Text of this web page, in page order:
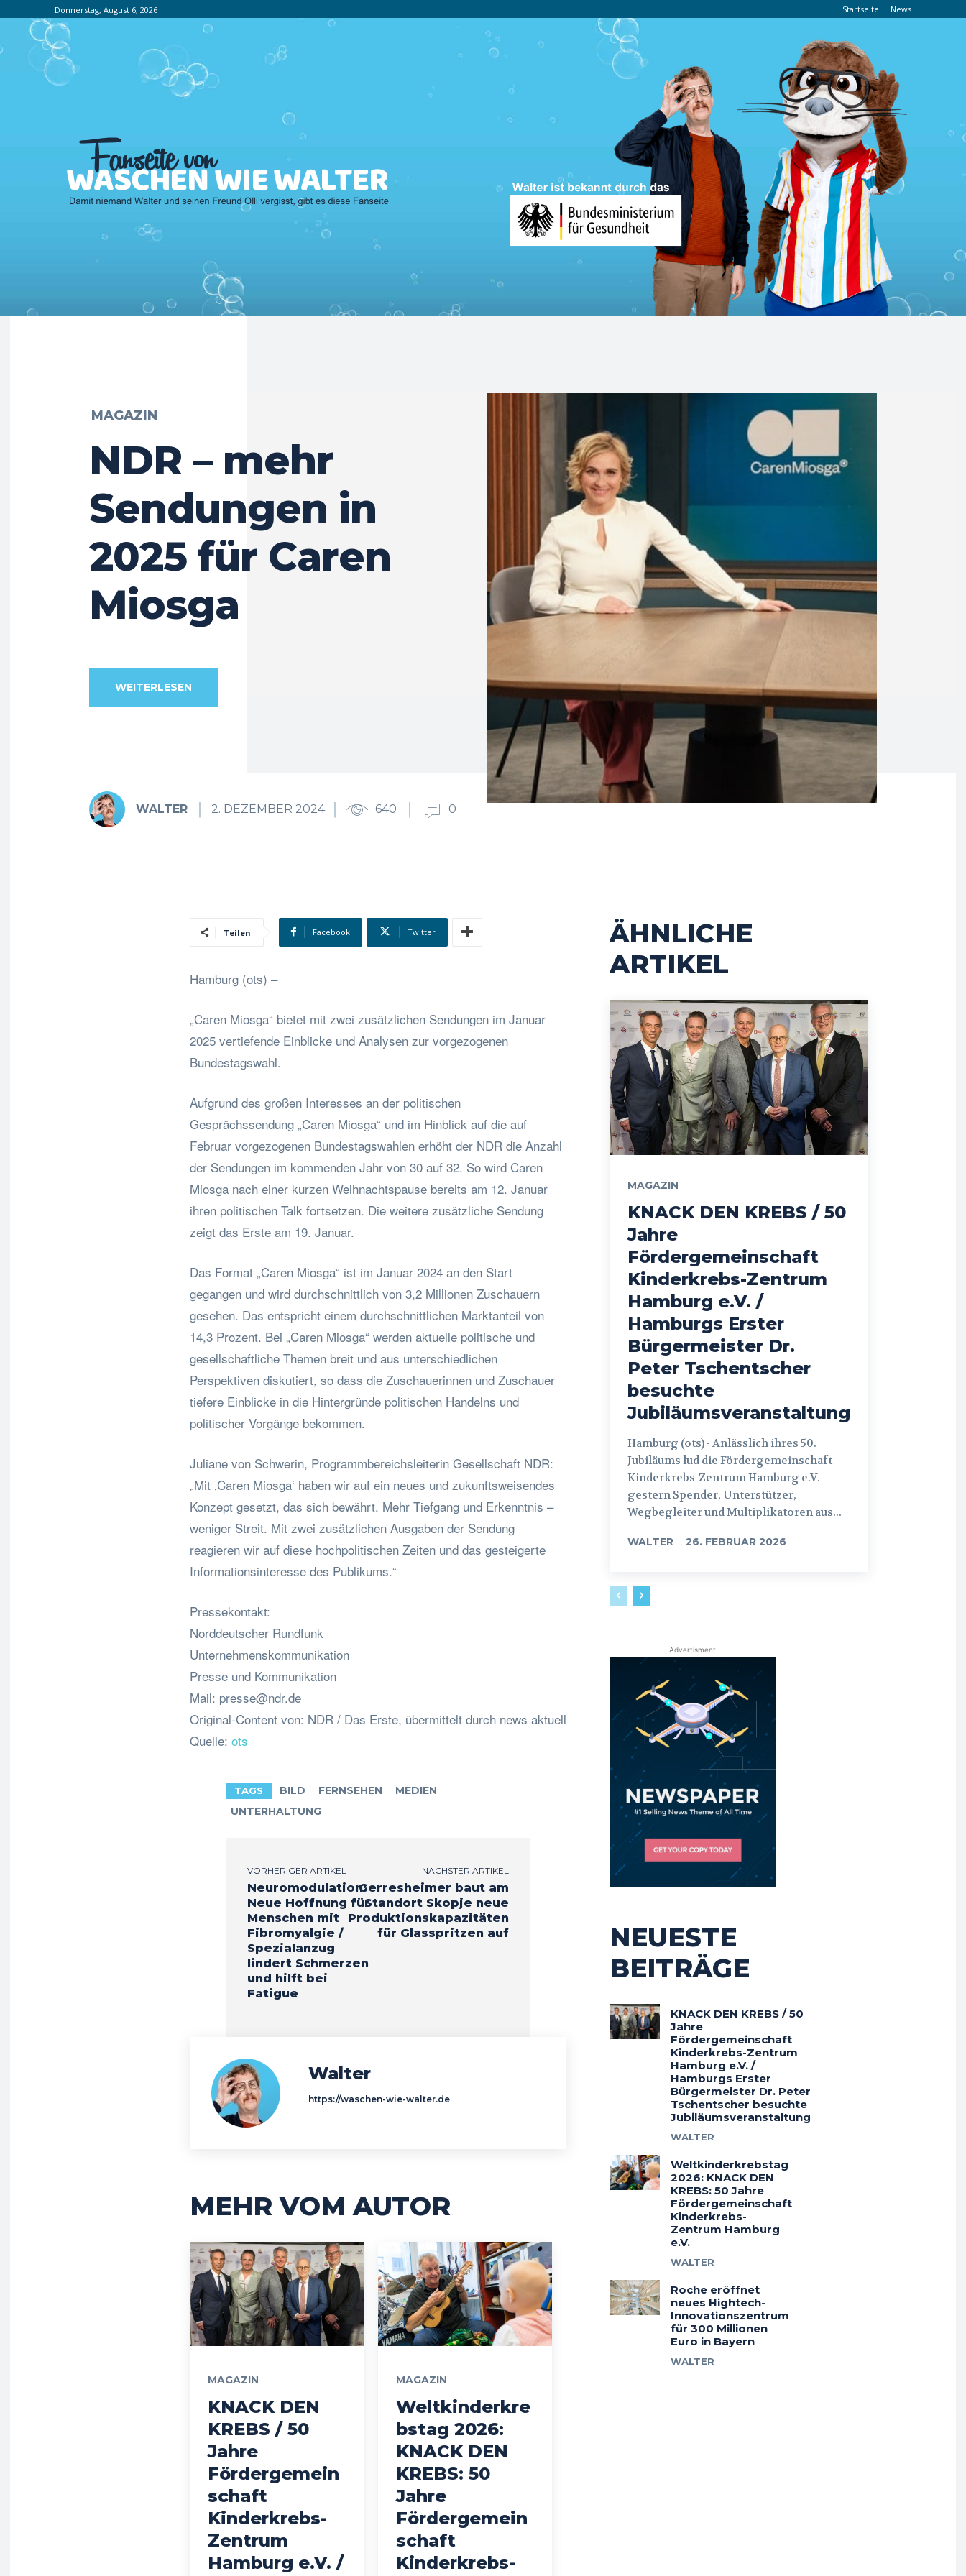
Donnerstag, August 6, 2026 Startseite News
MAGAZIN
NDR – mehr
Sendungen in
2025 für Caren
Miosga
WEITERLESEN
WALTER 2. DEZEMBER 2024 640 0
Teilen Facebook Twitter
Hamburg (ots) –
„Caren Miosga“ bietet mit zwei zusätzlichen Sendungen im Januar
2025 vertiefende Einblicke und Analysen zur vorgezogenen
Bundestagswahl.
Aufgrund des großen Interesses an der politischen
Gesprächssendung „Caren Miosga“ und im Hinblick auf die auf
Februar vorgezogenen Bundestagswahlen erhöht der NDR die Anzahl
der Sendungen im kommenden Jahr von 30 auf 32. So wird Caren
Miosga nach einer kurzen Weihnachtspause bereits am 12. Januar
ihren politischen Talk fortsetzen. Die weitere zusätzliche Sendung
zeigt das Erste am 19. Januar.
Das Format „Caren Miosga“ ist im Januar 2024 an den Start
gegangen und wird durchschnittlich von 3,2 Millionen Zuschauern
gesehen. Das entspricht einem durchschnittlichen Marktanteil von
14,3 Prozent. Bei „Caren Miosga“ werden aktuelle politische und
gesellschaftliche Themen breit und aus unterschiedlichen
Perspektiven diskutiert, so dass die Zuschauerinnen und Zuschauer
tiefere Einblicke in die Hintergründe politischen Handelns und
politischer Vorgänge bekommen.
Juliane von Schwerin, Programmbereichsleiterin Gesellschaft NDR:
„Mit ‚Caren Miosga‘ haben wir auf ein neues und zukunftsweisendes
Konzept gesetzt, das sich bewährt. Mehr Tiefgang und Erkenntnis –
weniger Streit. Mit zwei zusätzlichen Ausgaben der Sendung
reagieren wir auf diese hochpolitischen Zeiten und das gesteigerte
Informationsinteresse des Publikums.“
Pressekontakt:
Norddeutscher Rundfunk
Unternehmenskommunikation
Presse und Kommunikation
Mail: presse@ndr.de
Original-Content von: NDR / Das Erste, übermittelt durch news aktuell
Quelle: ots
TAGS BILD FERNSEHEN
MEDIEN
UNTERHALTUNG
VORHERIGER ARTIKEL
Neuromodulation:
Neue Hoffnung für
Menschen mit
Fibromyalgie /
Spezialanzug
lindert Schmerzen
und hilft bei
Fatigue
NÄCHSTER ARTIKEL
Gerresheimer baut am
Standort Skopje neue
Produktionskapazitäten
für Glasspritzen auf
Walter
https://waschen-wie-walter.de
MEHR VOM AUTOR
MAGAZIN
KNACK DEN
KREBS / 50
Jahre
Fördergemein
schaft
Kinderkrebs-
Zentrum
Hamburg e.V. /
MAGAZIN
Weltkinderkre
bstag 2026:
KNACK DEN
KREBS: 50
Jahre
Fördergemein
schaft
Kinderkrebs-
ÄHNLICHE
ARTIKEL
MAGAZIN
KNACK DEN KREBS / 50
Jahre
Fördergemeinschaft
Kinderkrebs-Zentrum
Hamburg e.V. /
Hamburgs Erster
Bürgermeister Dr.
Peter Tschentscher
besuchte
Jubiläumsveranstaltung
Hamburg (ots) - Anlässlich ihres 50.
Jubiläums lud die Fördergemeinschaft
Kinderkrebs-Zentrum Hamburg e.V.
gestern Spender, Unterstützer,
Wegbegleiter und Multiplikatoren aus...
WALTER - 26. FEBRUAR 2026
Advertisment
NEUESTE
BEITRÄGE
KNACK DEN KREBS / 50
Jahre
Fördergemeinschaft
Kinderkrebs-Zentrum
Hamburg e.V. /
Hamburgs Erster
Bürgermeister Dr. Peter
Tschentscher besuchte
Jubiläumsveranstaltung
WALTER
Weltkinderkrebstag
2026: KNACK DEN
KREBS: 50 Jahre
Fördergemeinschaft
Kinderkrebs-
Zentrum Hamburg
e.V.
WALTER
Roche eröffnet
neues Hightech-
Innovationszentrum
für 300 Millionen
Euro in Bayern
WALTER